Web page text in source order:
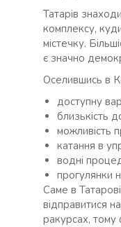
Татарів
комплексу,
містечку.
є значно
Оселившись в
доступну
близькість
можливість
катання в
водні
прогулянки
Саме в
відправитися
ракурсах, тому